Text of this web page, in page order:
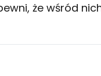
że wśród